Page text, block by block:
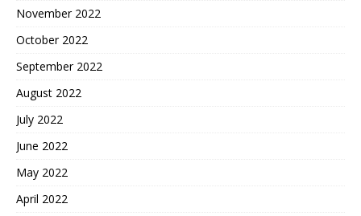
November 2022
October 2022
September 2022
August 2022
July 2022
June 2022
May 2022
April 2022